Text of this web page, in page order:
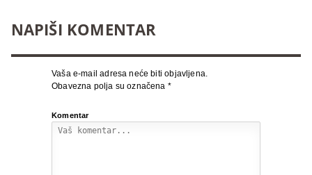
NAPIŠI KOMENTAR
Vaša e-mail adresa neće biti objavljena.
Obavezna polja su označena *
Komentar